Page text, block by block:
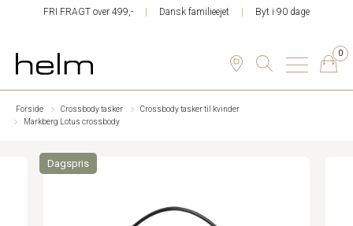
FRI FRAGT over 499,- Dansk familieejet Byt i 90 dage
0
Forside Crossbody tasker
Crossbody tasker til kvinder
Markberg Lotus crossbody
Dagspris